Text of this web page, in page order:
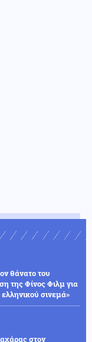
θάνατο του
της Φίνος Φιλμ για
σινεμά»
στον